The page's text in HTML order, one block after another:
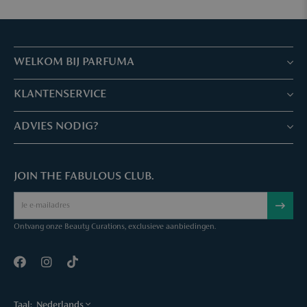
WELKOM BIJ PARFUMA
Winkels & Services
Reserveer je afspraak
Over Parfuma
Vacatures
KLANTENSERVICE
Klantenservice & Veelgestelde vragen
Parfuma geschenkbon
Sample Service
ADVIES NODIG?
Mail ons
Bel ons
JOIN THE FABULOUS CLUB.
Ontvang onze Beauty Curations, exclusieve aanbiedingen.